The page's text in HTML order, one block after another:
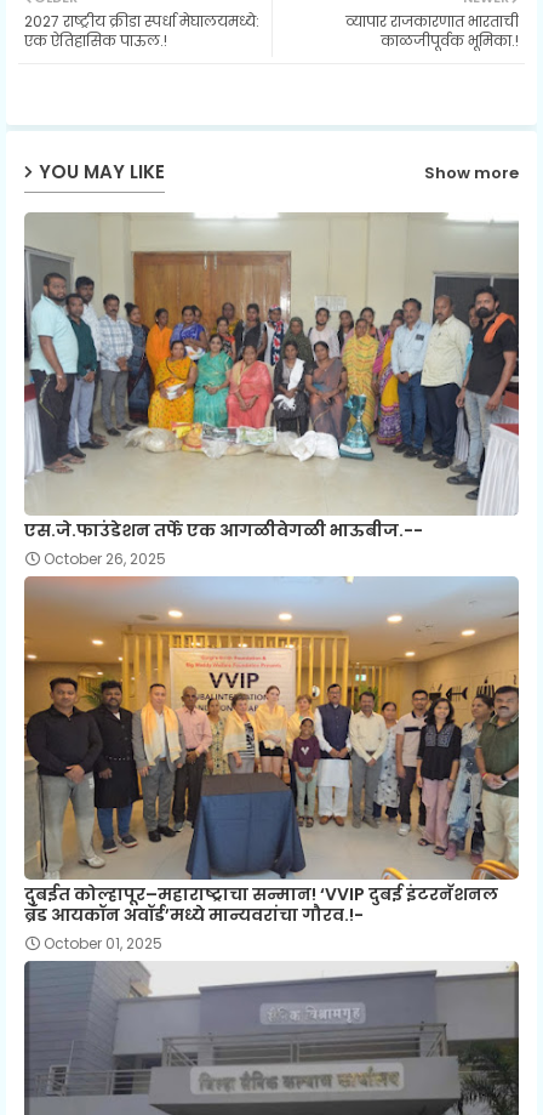
ter
p
व्यापार राजकारणात भारताची
काळजीपूर्वक भूमिका.!
2027 राष्ट्रीय क्रीडा स्पर्धा मेघालयमध्ये:
एक ऐतिहासिक पाऊल.!
YOU MAY LIKE Show more
एस.जे.फाउंडेशन तर्फे एक आगळीवेगळी भाऊबीज.--
October 26, 2025
दुबईत कोल्हापूर–महाराष्ट्राचा सन्मान! ‘VVIP दुबई इंटरनॅशनल
ब्रँड आयकॉन अवॉर्ड’मध्ये मान्यवरांचा गौरव.!-
October 01, 2025